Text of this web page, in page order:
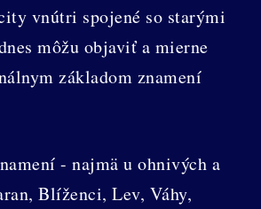
vnútri spojené so starými
môžu objaviť a mierne
základom znamení
- najmä u ohnivých a
Blíženci, Lev, Váhy,